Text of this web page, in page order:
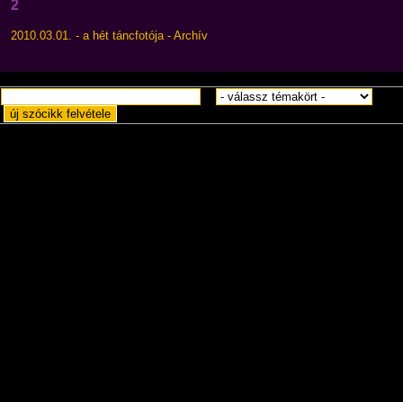
2
2010.03.01. - a hét táncfotója - Archív